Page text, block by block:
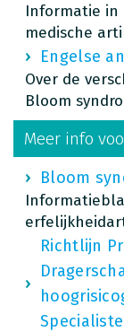
Informatie in
medische
Engelse
Over de
Bloom
Meer info
Bloom
Richtlijn